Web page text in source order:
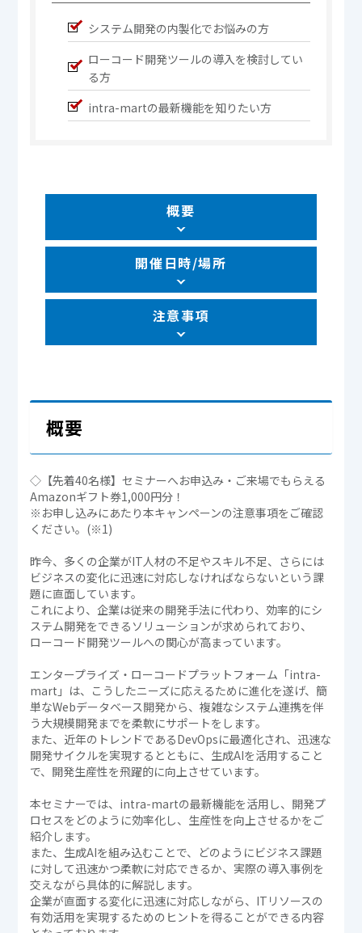
システム開発の内製化でお悩みの方
ローコード開発ツールの導入を検討してい
る方
intra-martの最新機能を知りたい方
概要
開催日時/場所
注意事項
概要
◇【先着40名様】セミナーへお申込み・ご来場でもらえる
Amazonギフト券1,000円分！
※お申し込みにあたり本キャンペーンの注意事項をご確認
ください。(※1)
昨今、多くの企業がIT人材の不足やスキル不足、さらには
ビジネスの変化に迅速に対応しなければならないという課
題に直面しています。
これにより、企業は従来の開発手法に代わり、効率的にシ
ステム開発をできるソリューションが求められており、
ローコード開発ツールへの関心が高まっています。
エンタープライズ・ローコードプラットフォーム「intra-
mart」は、こうしたニーズに応えるために進化を遂げ、簡
単なWebデータベース開発から、複雑なシステム連携を伴
う大規模開発までを柔軟にサポートをします。
また、近年のトレンドであるDevOpsに最適化され、迅速な
開発サイクルを実現するとともに、生成AIを活用すること
で、開発生産性を飛躍的に向上させています。
本セミナーでは、intra-martの最新機能を活用し、開発プ
ロセスをどのように効率化し、生産性を向上させるかをご
紹介します。
また、生成AIを組み込むことで、どのようにビジネス課題
に対して迅速かつ柔軟に対応できるか、実際の導入事例を
交えながら具体的に解説します。
企業が直面する変化に迅速に対応しながら、ITリソースの
有効活用を実現するためのヒントを得ることができる内容